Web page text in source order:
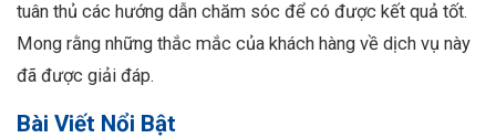
tuân thủ các hướng dẫn chăm sóc để có được kết quả tốt.
Mong rằng những thắc mắc của khách hàng về dịch vụ này
đã được giải đáp.
Bài Viết Nổi Bật